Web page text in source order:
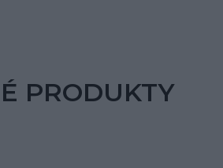
PRODUKTY